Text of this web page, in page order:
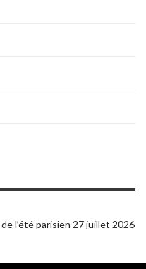
l’été parisien 27 juillet 2026